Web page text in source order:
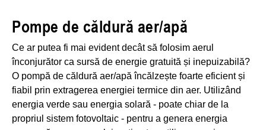
Pompe de căldură aer/apă
Ce ar putea fi mai evident decât să folosim aerul
înconjurător ca sursă de energie gratuită și inepuizabilă?
O pompă de căldură aer/apă încălzește foarte eficient și
fiabil prin extragerea energiei termice din aer. Utilizând
energia verde sau energia solară - poate chiar de la
propriul sistem fotovoltaic - pentru a genera energia